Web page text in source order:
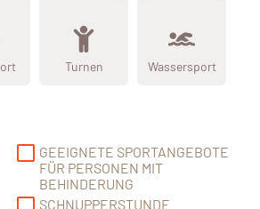
Turnen Wassersport
GEEIGNETE SPORTANGEBOTE
FÜR PERSONEN MIT
BEHINDERUNG
SCHNUPPERSTUNDE